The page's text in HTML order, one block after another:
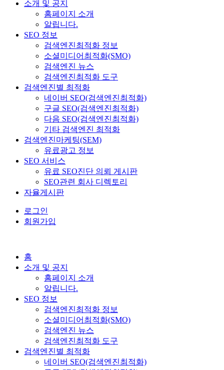
소개 및 공지
홈페이지 소개
알립니다.
SEO 정보
검색엔진최적화 정보
소셜미디어최적화(SMO)
검색엔진 뉴스
검색엔진최적화 도구
검색엔진별 최적화
네이버 SEO(검색엔진최적화)
구글 SEO(검색엔진최적화)
다음 SEO(검색엔진최적화)
기타 검색엔진 최적화
검색엔진마케팅(SEM)
유료광고 정보
SEO 서비스
유료 SEO진단 의뢰 게시판
SEO관련 회사 디렉토리
자율게시판
로그인
회원가입
홈
소개 및 공지
홈페이지 소개
알립니다.
SEO 정보
검색엔진최적화 정보
소셜미디어최적화(SMO)
검색엔진 뉴스
검색엔진최적화 도구
검색엔진별 최적화
네이버 SEO(검색엔진최적화)